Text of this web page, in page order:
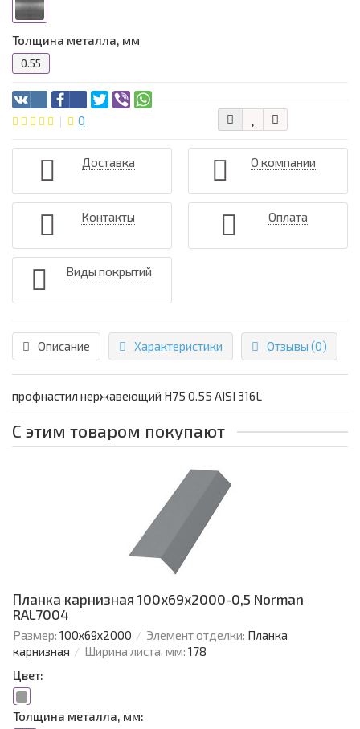
Толщина металла, мм
0.55
0
Доставка О компании
Контакты Оплата
Виды покрытий
Описание Характеристики Отзывы (0)
профнастил нержавеющий H75 0.55 AISI 316L
С этим товаром покупают
Планка карнизная 100х69х2000-0,5 Norman
RAL7004
Размер: 100х69х2000 Элемент отделки: Планка
карнизная
Ширина листа, мм: 178
Цвет:
Толщина металла, мм: